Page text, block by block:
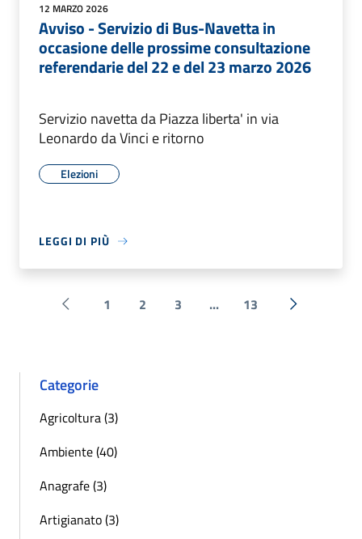
12 MARZO 2026
Avviso - Servizio di Bus-Navetta in
occasione delle prossime consultazione
referendarie del 22 e del 23 marzo 2026
Servizio navetta da Piazza liberta' in via
Leonardo da Vinci e ritorno
Elezioni
LEGGI DI PIÙ
Pagina precedente
1 2 3 ... 13 Successiva
Categorie
Agricoltura (3)
Ambiente (40)
Anagrafe (3)
Artigianato (3)